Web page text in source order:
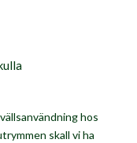
hos
skall vi ha